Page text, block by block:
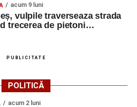
acum 9 luni
vulpile traverseaza strada
trecerea de pietoni…
PUBLICITATE
POLITICĂ
acum 2 luni